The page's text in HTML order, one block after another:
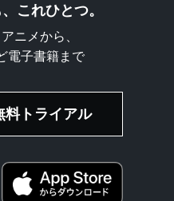
これひとつ。
ニメから、
電子書籍まで
料トライアル